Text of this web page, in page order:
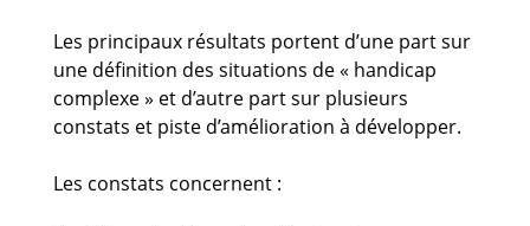
Les principaux résultats portent d’une part sur
une définition des situations de « handicap
complexe » et d’autre part sur plusieurs
constats et piste d’amélioration à développer.
Les constats concernent :